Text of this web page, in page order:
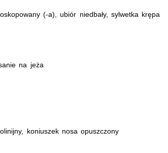
(-a), ubiór niedbały, sylwetka krępa
na jeża
koniuszek nosa opuszczony